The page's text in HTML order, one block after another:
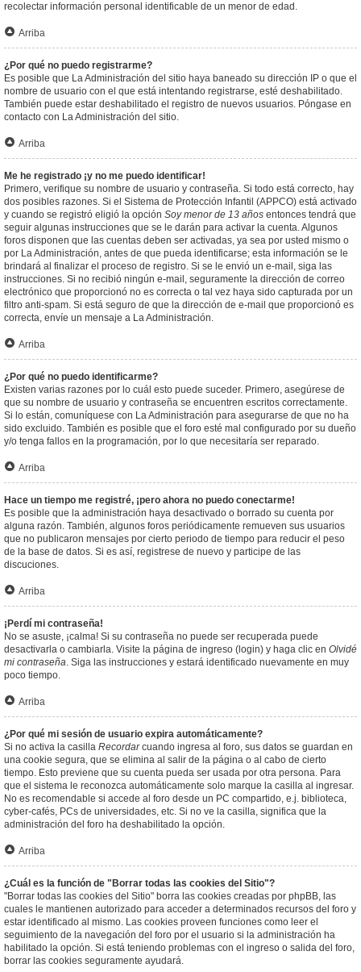
recolectar información personal identificable de un menor de edad.
Arriba
¿Por qué no puedo registrarme?
Es posible que La Administración del sitio haya baneado su dirección IP o que el
nombre de usuario con el que está intentando registrarse, esté deshabilitado.
También puede estar deshabilitado el registro de nuevos usuarios. Póngase en
contacto con La Administración del sitio.
Arriba
Me he registrado ¡y no me puedo identificar!
Primero, verifique su nombre de usuario y contraseña. Si todo está correcto, hay
dos posibles razones. Si el Sistema de Protección Infantil (APPCO) está activado
y cuando se registró eligió la opción Soy menor de 13 años entonces tendrá que
seguir algunas instrucciones que se le darán para activar la cuenta. Algunos
foros disponen que las cuentas deben ser activadas, ya sea por usted mismo o
por La Administración, antes de que pueda identificarse; esta información se le
brindará al finalizar el proceso de registro. Si se le envió un e-mail, siga las
instrucciones. Si no recibió ningún e-mail, seguramente la dirección de correo
electrónico que proporcionó no es correcta o tal vez haya sido capturada por un
filtro anti-spam. Si está seguro de que la dirección de e-mail que proporcionó es
correcta, envíe un mensaje a La Administración.
Arriba
¿Por qué no puedo identificarme?
Existen varias razones por lo cuál esto puede suceder. Primero, asegúrese de
que su nombre de usuario y contraseña se encuentren escritos correctamente.
Si lo están, comuníquese con La Administración para asegurarse de que no ha
sido excluido. También es posible que el foro esté mal configurado por su dueño
y/o tenga fallos en la programación, por lo que necesitaría ser reparado.
Arriba
Hace un tiempo me registré, ¡pero ahora no puedo conectarme!
Es posible que la administración haya desactivado o borrado su cuenta por
alguna razón. También, algunos foros periódicamente remueven sus usuarios
que no publicaron mensajes por cierto periodo de tiempo para reducir el peso
de la base de datos. Si es así, registrese de nuevo y participe de las
discuciones.
Arriba
¡Perdí mi contraseña!
No se asuste, ¡calma! Si su contraseña no puede ser recuperada puede
desactivarla o cambiarla. Visite la página de ingreso (login) y haga clic en Olvidé
mi contraseña. Siga las instrucciones y estará identificado nuevamente en muy
poco tiempo.
Arriba
¿Por qué mi sesión de usuario expira automáticamente?
Si no activa la casilla Recordarcuando ingresa al foro, sus datos se guardan en
una cookie segura, que se elimina al salir de la página o al cabo de cierto
tiempo. Esto previene que su cuenta pueda ser usada por otra persona. Para
que el sistema le reconozca automáticamente solo marque la casilla al ingresar.
No es recomendable si accede al foro desde un PC compartido, e.j. biblioteca,
cyber-cafés, PCs de universidades, etc. Si no ve la casilla, significa que la
administración del foro ha deshabilitado la opción.
Arriba
¿Cuál es la función de "Borrar todas las cookies del Sitio"?
"Borrar todas las cookies del Sitio" borra las cookies creadas por phpBB, las
cuales le mantienen autorizado para acceder a determinados recursos del foro y
estar identificado al mismo. Las cookies proveen funciones como leer el
seguimiento de la navegación del foro por el usuario si la administración ha
habilitado la opción. Si está teniendo problemas con el ingreso o salida del foro,
borrar las cookies seguramente ayudará.